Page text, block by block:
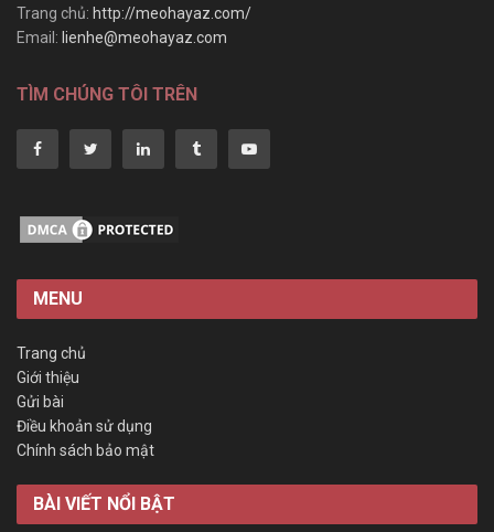
Trang chủ: http://meohayaz.com/
Email: lienhe@meohayaz.com
TÌM CHÚNG TÔI TRÊN
MENU
Trang chủ
Giới thiệu
Gửi bài
Điều khoản sử dụng
Chính sách bảo mật
BÀI VIẾT NỔI BẬT